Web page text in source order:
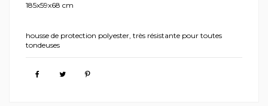
185x59x68 cm
housse de protection polyester, très résistante pour toutes
tondeuses